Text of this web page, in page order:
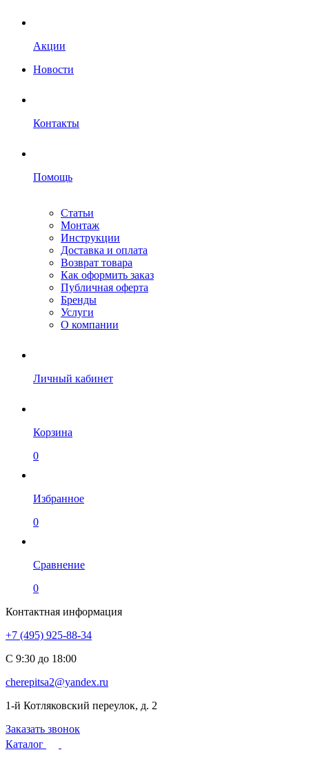
Акции
Новости
Контакты
Помощь
Статьи
Монтаж
Инструкции
Доставка и оплата
Возврат товара
Как оформить заказ
Публичная оферта
Бренды
Услуги
О компании
Личный кабинет
Корзина
0
Избранное
0
Сравнение
0
Контактная информация
+7 (495) 925-88-34
С 9:30 до 18:00
cherepitsa2@yandex.ru
1-й Котляковский переулок, д. 2
Заказать звонок
Каталог